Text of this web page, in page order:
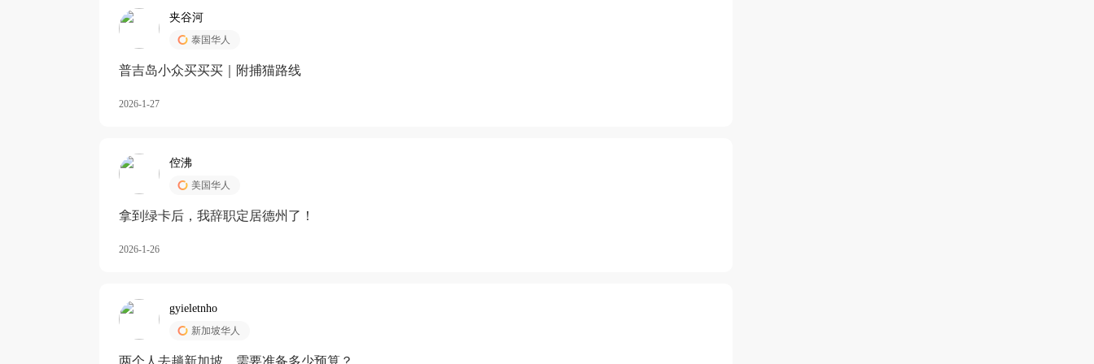
夹谷河
泰国华人
️普吉岛小众买买买｜附捕猫路线
2026-1-27
倥沸
美国华人
拿到绿卡后，我辞职定居德州了！
2026-1-26
gyieletnho
新加坡华人
两个人去趟新加坡，需要准备多少预算？